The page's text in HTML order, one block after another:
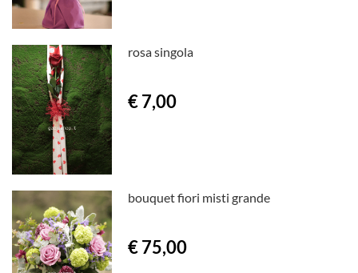
rosa singola
€ 7,00
bouquet fiori misti grande
€ 75,00